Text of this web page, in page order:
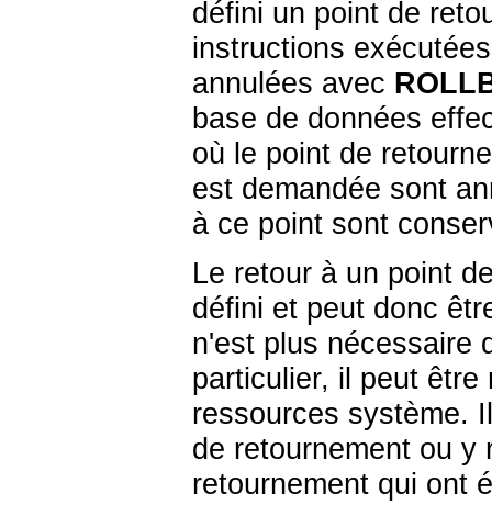
défini un point de
instructions
annulées avec
base de données
où le point de
est demandée sont
à ce point sont
Le retour à un point
défini et peut donc
n'est plus nécessaire
particulier, il peut
ressources système.
de retournement ou y
retournement qui ont